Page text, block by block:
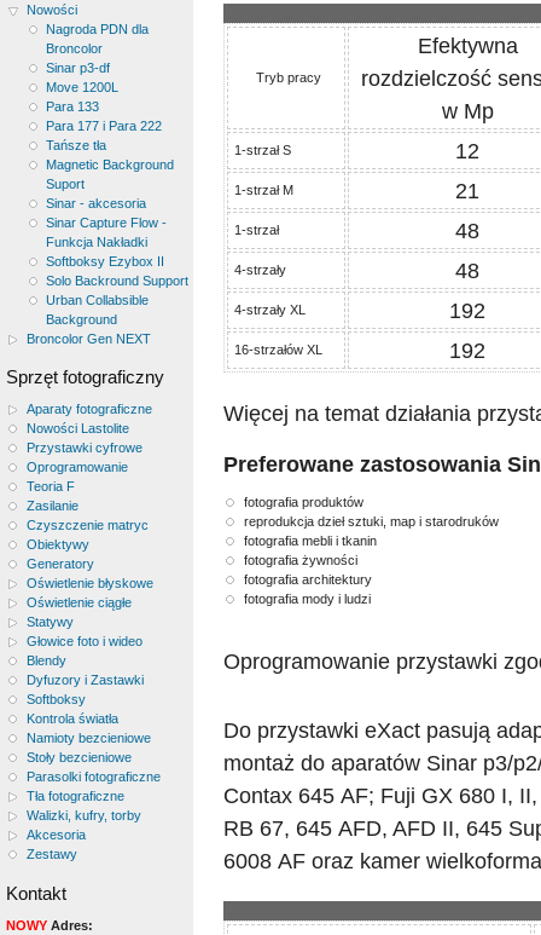
Nowości
Nagroda PDN dla
Broncolor
Sinar p3-df
Move 1200L
Para 133
Para 177 i Para 222
Tańsze tła
Magnetic Background
Suport
Sinar - akcesoria
Sinar Capture Flow -
Funkcja Nakładki
Softboksy Ezybox II
Solo Backround Support
Urban Collabsible
Background
Broncolor Gen NEXT
Sprzęt fotograficzny
Aparaty fotograficzne
Nowości Lastolite
Przystawki cyfrowe
Oprogramowanie
Teoria F
Zasilanie
Czyszczenie matryc
Obiektywy
Generatory
Oświetlenie błyskowe
Oświetlenie ciągłe
Statywy
Głowice foto i wideo
Blendy
Dyfuzory i Zastawki
Softboksy
Kontrola światła
Namioty bezcieniowe
Stoły bezcieniowe
Parasolki fotograficzne
Tła fotograficzne
Walizki, kufry, torby
Akcesoria
Zestawy
Kontakt
NOWY Adres:
Tryb pracy
Efektywna
rozdzielczość
w Mp
1-strzał S 12
1-strzał M 21
1-strzał 48
4-strzały 48
4-strzały XL 192
16-strzałów XL 192
Więcej na temat działania
Preferowane zastosowania
fotografia produktów
reprodukcja dzieł sztuki, map i starodruków
fotografia mebli i tkanin
fotografia żywności
fotografia architektury
fotografia mody i ludzi
Oprogramowanie przystawki
Do przystawki eXact pasują
montaż do aparatów Sinar p3/
Contax 645 AF; Fuji GX 680 I,
RB 67, 645 AFD, AFD II, 645
6008 AF oraz kamer